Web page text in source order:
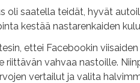
oli saatella teidät, hyvät
kestää nastarenkaiden
ettei Facebookin
riittävän vahvaa nastoille.
vertailut ja valita